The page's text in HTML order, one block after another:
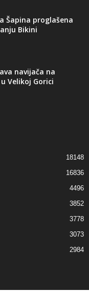
Šapina proglašena
Bikini
navijača na
Velikoj Gorici
18148
16836
4496
3852
3778
3073
2984